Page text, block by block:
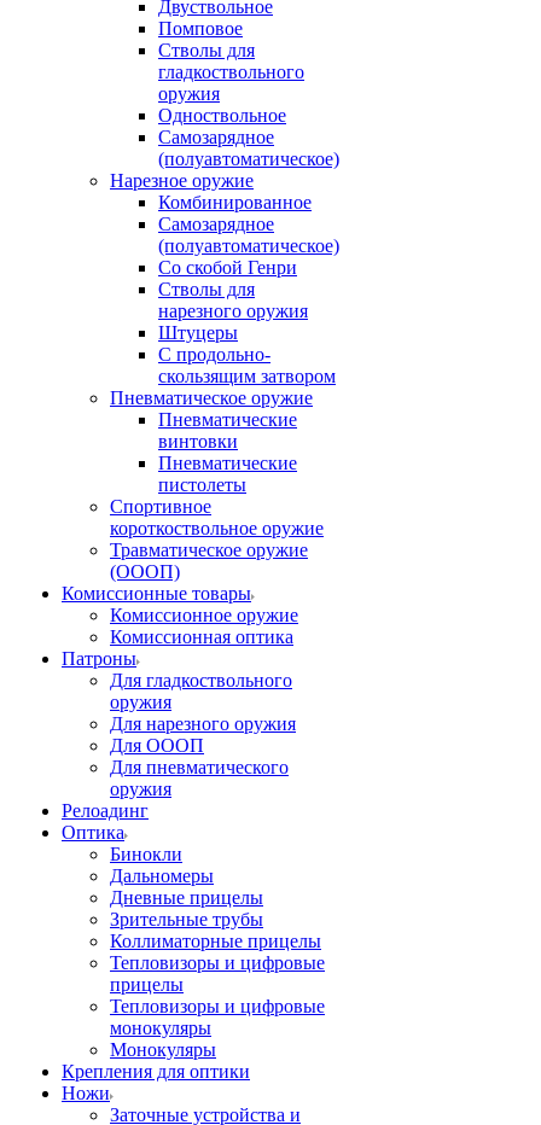
Двуствольное
Помповое
Стволы для
гладкоствольного
оружия
Одноствольное
Самозарядное
(полуавтоматическое)
Нарезное оружие
Комбинированное
Самозарядное
(полуавтоматическое)
Со скобой Генри
Стволы для
нарезного оружия
Штуцеры
С продольно-
скользящим затвором
Пневматическое оружие
Пневматические
винтовки
Пневматические
пистолеты
Спортивное
короткоствольное оружие
Травматическое оружие
(ОООП)
Комиссионные товары
Комиссионное оружие
Комиссионная оптика
Патроны
Для гладкоствольного
оружия
Для нарезного оружия
Для ОООП
Для пневматического
оружия
Релоадинг
Оптика
Бинокли
Дальномеры
Дневные прицелы
Зрительные трубы
Коллиматорные прицелы
Тепловизоры и цифровые
прицелы
Тепловизоры и цифровые
монокуляры
Монокуляры
Крепления для оптики
Ножи
Заточные устройства и